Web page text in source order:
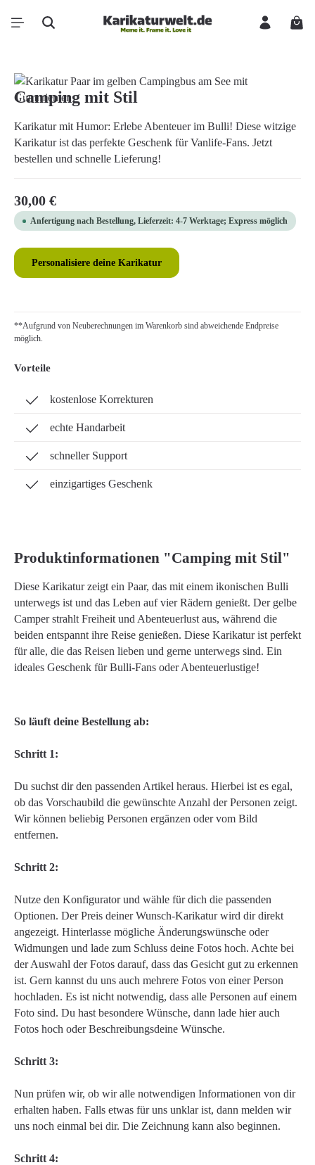
Zum Hauptinhalt springen
Bildergalerie überspringen
Camping mit Stil
Karikatur mit Humor: Erlebe Abenteuer im Bulli! Diese witzige
Karikatur ist das perfekte Geschenk für Vanlife-Fans. Jetzt
bestellen und schnelle Lieferung!
Regulärer Preis:
30,00 €
Anfertigung nach Bestellung, Lieferzeit: 4-7 Werktage; Express möglich
Personalisiere deine Karikatur
**Aufgrund von Neuberechnungen im Warenkorb sind abweichende Endpreise
möglich.
Vorteile
kostenlose Korrekturen
echte Handarbeit
schneller Support
einzigartiges Geschenk
Produktinformationen "Camping mit Stil"
Diese Karikatur zeigt ein Paar, das mit einem ikonischen Bulli
unterwegs ist und das Leben auf vier Rädern genießt. Der gelbe
Camper strahlt Freiheit und Abenteuerlust aus, während die
beiden entspannt ihre Reise genießen. Diese Karikatur ist perfekt
für alle, die das Reisen lieben und gerne unterwegs sind. Ein
ideales Geschenk für Bulli-Fans oder Abenteuerlustige!
So läuft deine Bestellung ab:
Schritt 1:
Du suchst dir den passenden Artikel heraus. Hierbei ist es egal,
ob das Vorschaubild die gewünschte Anzahl der Personen zeigt.
Wir können beliebig Personen ergänzen oder vom Bild
entfernen.
Schritt 2:
Nutze den Konfigurator und wähle für dich die passenden
Optionen. Der Preis deiner Wunsch-Karikatur wird dir direkt
angezeigt. Hinterlasse mögliche Änderungswünsche oder
Widmungen und lade zum Schluss deine Fotos hoch. Achte bei
der Auswahl der Fotos darauf, dass das Gesicht gut zu erkennen
ist. Gern kannst du uns auch mehrere Fotos von einer Person
hochladen. Es ist nicht notwendig, dass alle Personen auf einem
Foto sind. Du hast besondere Wünsche, dann lade hier auch
Fotos hoch oder Beschreibungsdeine Wünsche.
Schritt 3:
Nun prüfen wir, ob wir alle notwendigen Informationen von dir
erhalten haben. Falls etwas für uns unklar ist, dann melden wir
uns noch einmal bei dir. Die Zeichnung kann also beginnen.
Schritt 4: